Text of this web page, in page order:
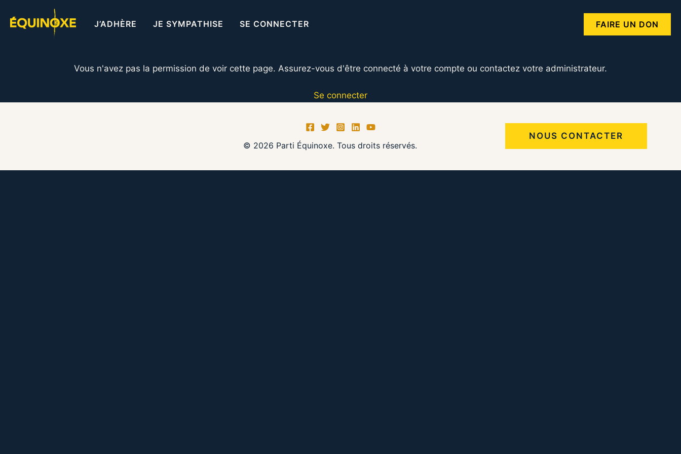
J’ADHÈRE JE SYMPATHISE SE CONNECTER FAIRE UN DON
Vous n'avez pas la permission de voir cette page. Assurez-vous d'être connecté à votre compte ou contactez votre administrateur.
Se connecter
© 2026 Parti Équinoxe. Tous droits réservés.
NOUS CONTACTER